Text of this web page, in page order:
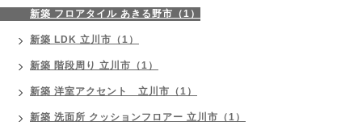
新築 フロアタイル あきる野市（1）
新築 LDK 立川市（1）
新築 階段周り 立川市（1）
新築 洋室アクセント 立川市（1）
新築 洗面所 クッションフロアー 立川市（1）